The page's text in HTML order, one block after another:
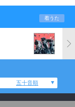
着うた
五十音順